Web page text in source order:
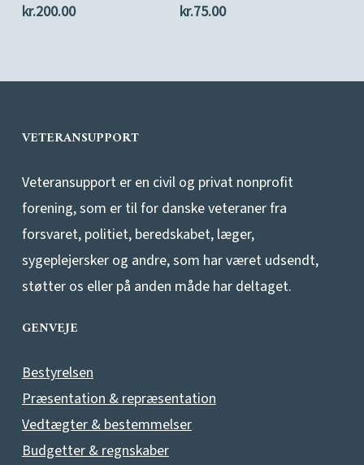
kr.200.00 kr.75.00
VETERANSUPPORT
Veteransupport er en civil og privat nonprofit
forening, som er til for danske veteraner fra
forsvaret, politiet, beredskabet, læger,
sygeplejersker og andre, som har været udsendt,
støtter os eller på anden måde har deltaget.
GENVEJE
Bestyrelsen
Præsentation & repræsentation
Vedtægter & bestemmelser
Budgetter & regnskaber